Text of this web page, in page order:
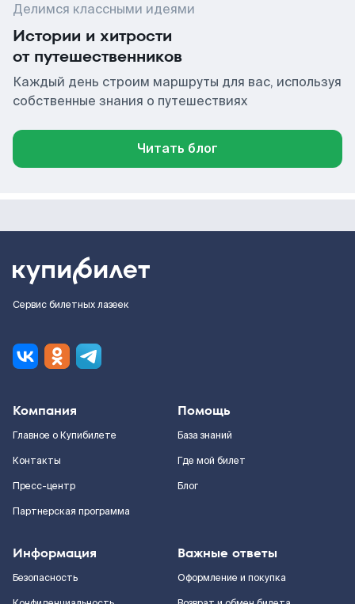
Делимся классными идеями
Истории и хитрости
от путешественников
Каждый день строим маршруты для вас, используя
собственные знания о путешествиях
Читать блог
Сервис билетных лазеек
Компания
Главное о Купибилете
Контакты
Пресс-центр
Партнерская программа
Помощь
База знаний
Где мой билет
Блог
Информация
Безопасность
Важные ответы
Оформление и покупка